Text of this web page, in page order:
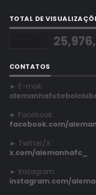
TOTAL DE
CONTATOS
► E-mail:
► Facebook:
facebook.com/
► Twitter/X:
x.com/alemanhafc_
► Instagram:
instagram.com/